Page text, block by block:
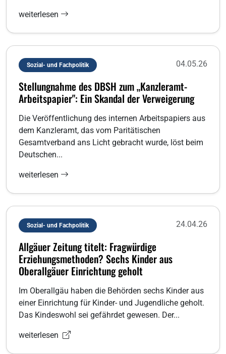
weiterlesen
Sozial- und Fachpolitik 04.05.26
Stellungnahme des DBSH zum „Kanzleramt-
Arbeitspapier": Ein Skandal der Verweigerung
Die Veröffentlichung des internen Arbeitspapiers aus
dem Kanzleramt, das vom Paritätischen
Gesamtverband ans Licht gebracht wurde, löst beim
Deutschen...
weiterlesen
Sozial- und Fachpolitik 24.04.26
Allgäuer Zeitung titelt: Fragwürdige
Erziehungsmethoden? Sechs Kinder aus
Oberallgäuer Einrichtung geholt
Im Oberallgäu haben die Behörden sechs Kinder aus
einer Einrichtung für Kinder- und Jugendliche geholt.
Das Kindeswohl sei gefährdet gewesen. Der...
weiterlesen